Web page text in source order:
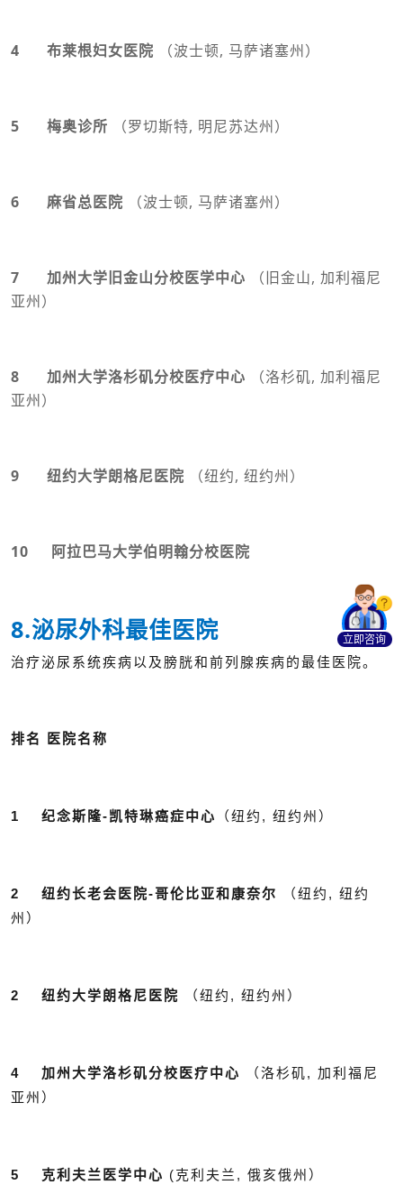
4 布莱根妇女医院 （波士顿, 马萨诸塞州）
5 梅奥诊所 （罗切斯特, 明尼苏达州）
6 麻省总医院 （波士顿, 马萨诸塞州）
7 加州大学旧金山分校医学中心 （旧金山, 加利福尼
亚州）
8 加州大学洛杉矶分校医疗中心 （洛杉矶, 加利福尼
亚州）
9 纽约大学朗格尼医院 （纽约, 纽约州）
10 阿拉巴马大学伯明翰分校医院
8.泌尿外科最佳医院
治疗泌尿系统疾病以及膀胱和前列腺疾病的最佳医院。
排名 医院名称
1 纪念斯隆-凯特琳癌症中心 （纽约, 纽约州）
2 纽约长老会医院-哥伦比亚和康奈尔
（纽约, 纽约
州）
2 纽约大学朗格尼医院 （纽约, 纽约州）
4 加州大学洛杉矶分校医疗中心
（洛杉矶, 加利福尼
亚州）
5 克利夫兰医学中心 (克利夫兰, 俄亥俄州）
立即咨询